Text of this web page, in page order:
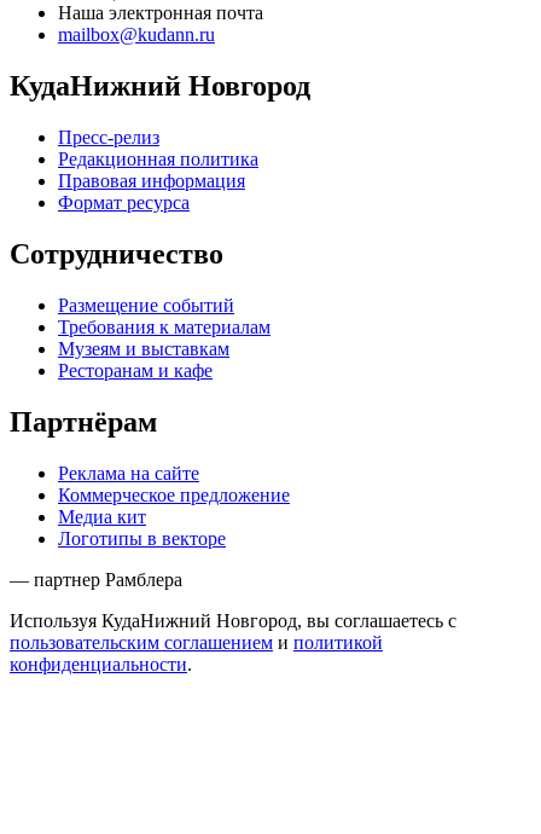
Наша электронная почта
mailbox@kudann.ru
КудаНижний Новгород
Пресс-релиз
Редакционная политика
Правовая информация
Формат ресурса
Сотрудничество
Размещение событий
Требования к материалам
Музеям и выставкам
Ресторанам и кафе
Партнёрам
Реклама на сайте
Коммерческое предложение
Медиа кит
Логотипы в векторе
— партнер Рамблера
Используя КудаНижний Новгород, вы соглашаетесь с
пользовательским соглашением и политикой
конфиденциальности.